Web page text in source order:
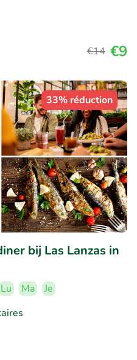
€14 €9
33% réduction
bij Las Lanzas in
Lu Ma
Je